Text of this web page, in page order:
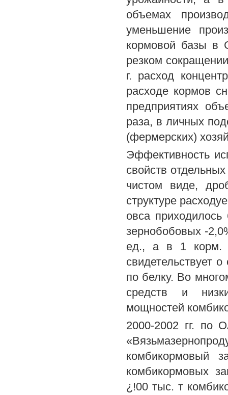
объемах
уменьшение
кормовой базы в
резком
г. расход
расходе кормов
предприятиях
раза, в личных
(фермерских)
Эффективность
свойств
чистом виде,
структуре
овса
зернобобовых -
ед., а в 1 корм.
свидетельствует
по белку. Во
средств и
мощностей
2000-2002 гг. по
комбикормовый
комбикормовых
¿!00 тыс. т